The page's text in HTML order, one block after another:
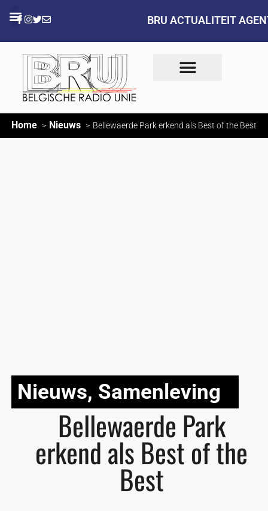
BRU ACTUALITEIT
Home Nieuws Bellewaerde Park erkend als Best of the Best
Nieuws, Samenleving
Bellewaerde Park
erkend als Best of the
Best